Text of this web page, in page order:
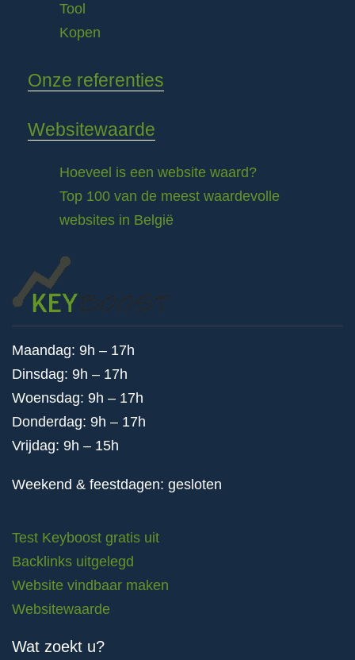
Tool
Kopen
Onze referenties
Websitewaarde
Hoeveel is een website waard?
Top 100 van de meest waardevolle
websites in België
Maandag: 9h – 17h
Dinsdag: 9h – 17h
Woensdag: 9h – 17h
Donderdag: 9h – 17h
Vrijdag: 9h – 15h
Weekend & feestdagen: gesloten
Test Keyboost gratis uit
Backlinks uitgelegd
Website vindbaar maken
Websitewaarde
Wat zoekt u?